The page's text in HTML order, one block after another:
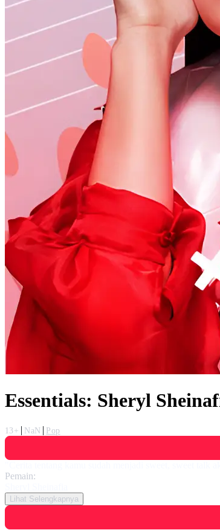
Essentials: Sheryl
13+ NaN
Pop
Pemain:
Lihat Selengkapnya